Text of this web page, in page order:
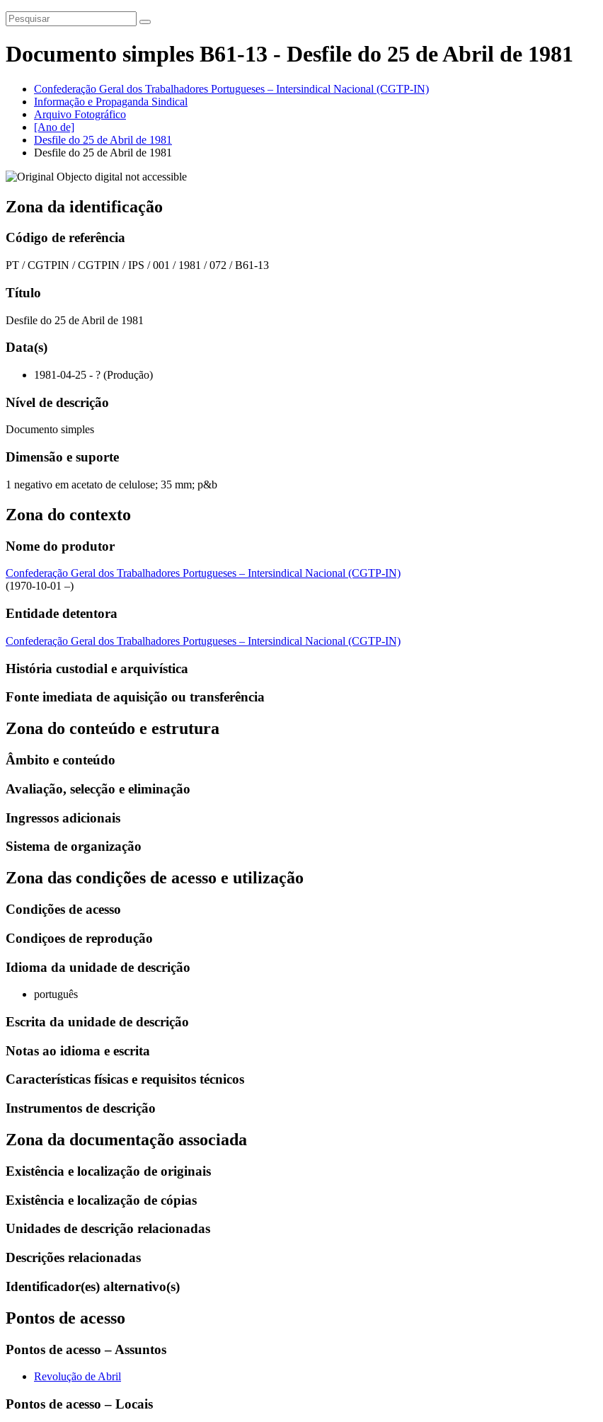
Documento simples B61-13 - Desfile do 25 de Abril de 1981
Confederação Geral dos Trabalhadores Portugueses – Intersindical Nacional (CGTP-IN)
Informação e Propaganda Sindical
Arquivo Fotográfico
[Ano de]
Desfile do 25 de Abril de 1981
Desfile do 25 de Abril de 1981
Zona da identificação
Código de referência
PT / CGTPIN / CGTPIN / IPS / 001 / 1981 / 072 / B61-13
Título
Desfile do 25 de Abril de 1981
Data(s)
1981-04-25 - ? (Produção)
Nível de descrição
Documento simples
Dimensão e suporte
1 negativo em acetato de celulose; 35 mm; p&b
Zona do contexto
Nome do produtor
Confederação Geral dos Trabalhadores Portugueses – Intersindical Nacional (CGTP-IN)
(1970-10-01 –)
Entidade detentora
Confederação Geral dos Trabalhadores Portugueses – Intersindical Nacional (CGTP-IN)
História custodial e arquivística
Fonte imediata de aquisição ou transferência
Zona do conteúdo e estrutura
Âmbito e conteúdo
Avaliação, selecção e eliminação
Ingressos adicionais
Sistema de organização
Zona das condições de acesso e utilização
Condições de acesso
Condiçoes de reprodução
Idioma da unidade de descrição
português
Escrita da unidade de descrição
Notas ao idioma e escrita
Características físicas e requisitos técnicos
Instrumentos de descrição
Zona da documentação associada
Existência e localização de originais
Existência e localização de cópias
Unidades de descrição relacionadas
Descrições relacionadas
Identificador(es) alternativo(s)
Pontos de acesso
Pontos de acesso – Assuntos
Revolução de Abril
Pontos de acesso – Locais